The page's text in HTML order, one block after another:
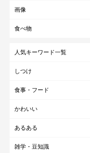
画像
食べ物
人気キーワード一覧
しつけ
食事・フード
かわいい
あるある
雑学・豆知識